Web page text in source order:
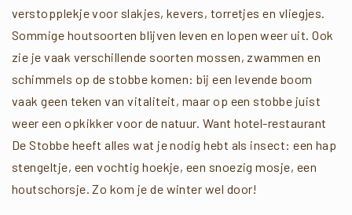
verstopplekje voor slakjes, kevers, torretjes en vliegjes.
Sommige houtsoorten blijven leven en lopen weer uit. Ook
zie je vaak verschillende soorten mossen, zwammen en
schimmels op de stobbe komen: bij een levende boom
vaak geen teken van vitaliteit, maar op een stobbe juist
weer een opkikker voor de natuur. Want hotel-restaurant
De Stobbe heeft alles wat je nodig hebt als insect: een hap
stengeltje, een vochtig hoekje, een snoezig mosje, een
houtschorsje. Zo kom je de winter wel door!